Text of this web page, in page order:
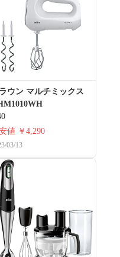
ウン マルチミックス
値 ￥4,290
03/13